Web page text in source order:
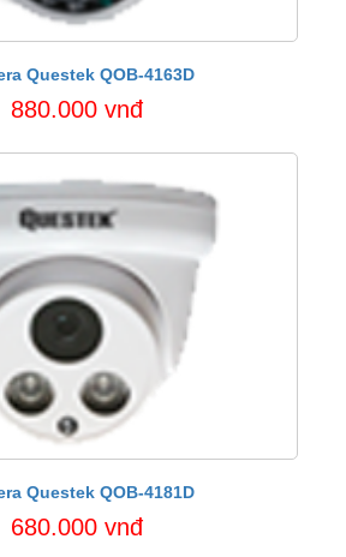
Questek QOB-4163D
880.000 vnđ
Questek QOB-4181D
680.000 vnđ